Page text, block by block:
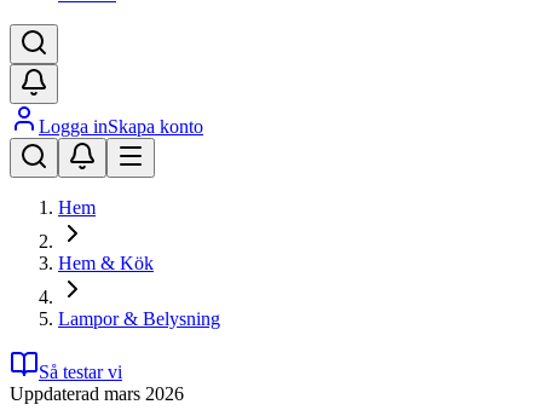
Logga inSkapa konto
Hem
Hem & Kök
Lampor & Belysning
Så testar vi
Uppdaterad mars 2026